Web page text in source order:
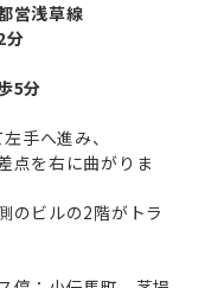
営浅草線
分
5分
手へ進み、
点を右に曲がりま
のビルの2階がトラ